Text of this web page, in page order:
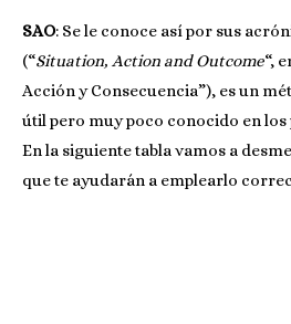
SAO: Se le conoce así por sus
(“Situation, Action and Outcome“,
Acción y Consecuencia”), es un
útil pero muy poco conocido en los
En la siguiente tabla vamos a
que te ayudarán a emplearlo